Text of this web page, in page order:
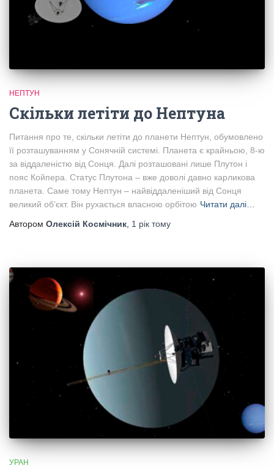
НЕПТУН
Скільки летіти до Нептуна
Питання про те, скільки летіти до планети Нептун, обумовлено
її розташуванням у Сонячній системі. Планета є крайньою, 8-ю
за віддаленістю від Сонця. Далі розташовані лише Плутон і
пояс Койпера. Статус Плутона – вже доволі давно карликова
планета. Саме тому Нептун – найвіддаленіший від Сонця
великий об’єкт. Він рухається власною орбітою Читати далі…
Автором Олексій Космічник, 1 рік тому
УРАН